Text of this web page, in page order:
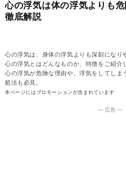
心の浮気は体の浮気よりも
徹底解説
心の浮気は、身体の浮気よりも深刻になり
心の浮気とはどんなものか、特徴をご紹介
心の浮気が危険な理由や、浮気をしてしま
処法も必見。
本ページにはプロモーションが含まれています
― 広告 ―